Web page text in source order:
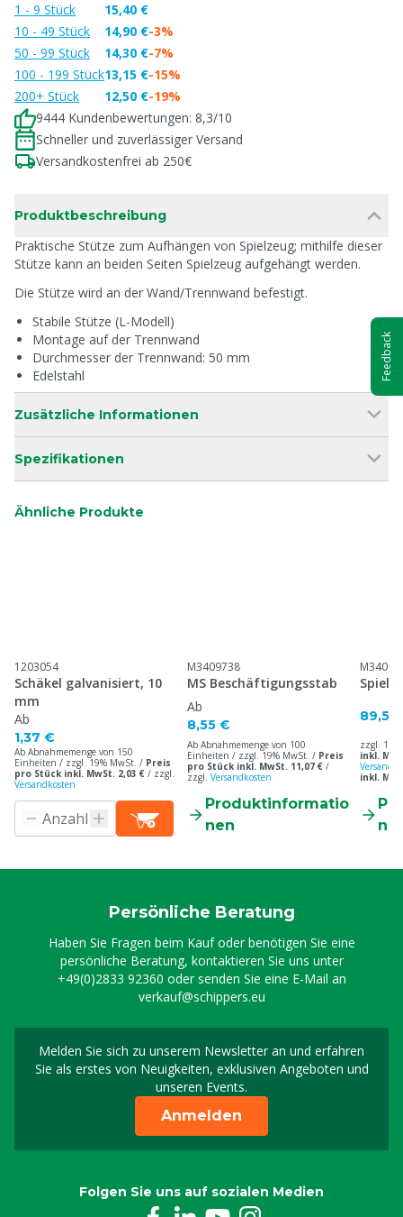
1 - 9 Stück
10 - 49 Stück
50 - 99 Stück
100 - 199 Stück
200+ Stück
15,40 €
14,90 €
14,30 €
13,15 €
12,50 €
-3%
-7%
-15%
-19%
9444 Kundenbewertungen: 8,3/10
Schneller und zuverlässiger Versand
Versandkostenfrei ab 250€
Produktbeschreibung
Praktische Stütze zum Aufhängen von Spielzeug; mithilfe dieser
Stütze kann an beiden Seiten Spielzeug aufgehängt werden.
Die Stütze wird an der Wand/Trennwand befestigt.
Stabile Stütze (L-Modell)
Montage auf der Trennwand
Durchmesser der Trennwand: 50 mm
Edelstahl
Zusätzliche Informationen
Spezifikationen
Ähnliche Produkte
1203054
Schäkel galvanisiert, 10
mm
Ab
1,37 €
Ab Abnahmemenge von 150
Einheiten / zzgl. 19% MwSt. / Preis
pro Stück inkl. MwSt. 2,03 € / zzgl.
Versandkosten
M3409738
MS Beschäftigungsstab
Ab
8,55 €
Ab Abnahmemenge von 100
Einheiten / zzgl. 19% MwSt. / Preis
pro Stück inkl. MwSt. 11,07 € /
zzgl. Versandkosten
Produktinformatio
nen
89,50
zzgl.
inkl.
inkl.
Persönliche Beratung
Haben Sie Fragen beim Kauf oder benötigen Sie eine
persönliche Beratung, kontaktieren Sie uns unter
+49(0)2833 92360 oder senden Sie eine E-Mail an
verkauf@schippers.eu
Melden Sie sich zu unserem Newsletter an und erfahren
Sie als erstes von Neuigkeiten, exklusiven Angeboten und
unseren Events.
Melden Sie sich für
Anmelden
Folgen Sie uns auf sozialen Medien
Feedback